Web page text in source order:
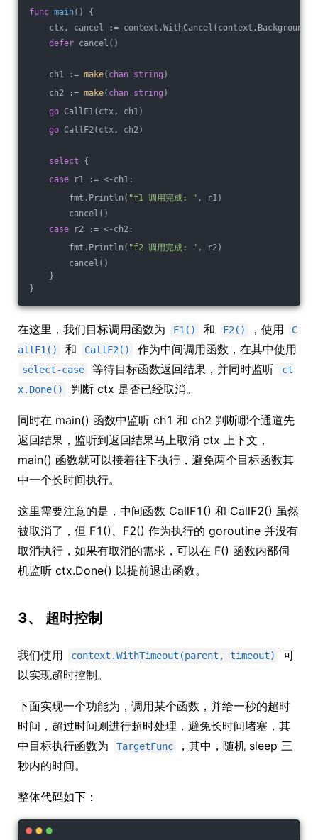
func main()
{
ctx, cancel :=
defer cancel()
ch1 := make( chan string )
ch2 := make( chan string )
go CallF1(ctx, ch1)
go CallF2(ctx, ch2)
select {
case r1 := <-ch1:
fmt.Println( "f1 调用完成: " , r1)
cancel()
case r2 := <-ch2:
fmt.Println( "f2 调用完成: " , r2)
cancel()
}
}
在这里，我们目标调用函数为 F1() 和 F2() ，使用
C
allF1()
和 CallF2() 作为中间调用函数，在其中使用
select-case 等待目标函数返回结果，并同时监听
ct
x.Done()
判断 ctx 是否已经取消。
同时在 main() 函数中监听 ch1 和 ch2 判断哪个通道先
返回结果，监听到返回结果马上取消 ctx 上下文，
main() 函数就可以接着往下执行，避免两个目标函数其
中一个长时间执行。
这里需要注意的是，中间函数 CallF1() 和 CallF2() 虽然
被取消了，但 F1()、F2() 作为执行的 goroutine 并没有
取消执行，如果有取消的需求，可以在 F() 函数内部伺
机监听 ctx.Done() 以提前退出函数。
3、 超时控制
我们使用 context.WithTimeout(parent, timeout)
可
以实现超时控制。
下面实现一个功能为，调用某个函数，并给一秒的超时
时间，超过时间则进行超时处理，避免长时间堵塞，其
中目标执行函数为
TargetFunc
，其中，随机 sleep 三
秒内的时间。
整体代码如下：